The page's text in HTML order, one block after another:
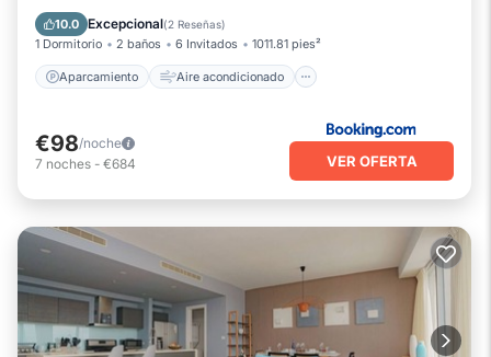
10.0 Excepcional(2 Reseñas)
1 Dormitorio 2 baños 6 Invitados 1011.81 pies²
Aparcamiento Aire acondicionado
Internet
Se admiten mascotas
€98/noche
7 noches - €684 VER OFERTA